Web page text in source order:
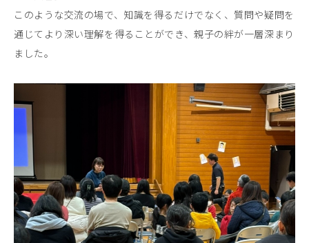
このような交流の場で、知識を得るだけでなく、質問や疑問を
通じてより深い理解を得ることができ、親子の絆が一層深まり
ました。